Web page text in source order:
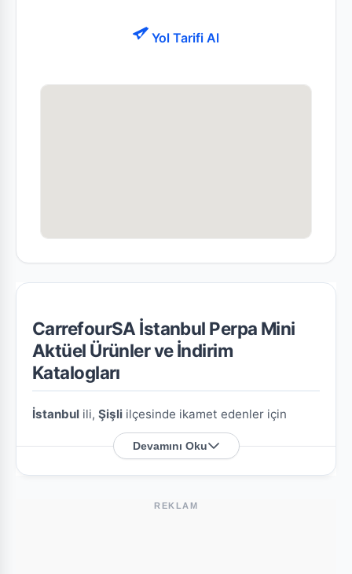
Yol Tarifi Al
CarrefourSA İstanbul Perpa Mini
Aktüel Ürünler ve İndirim
Katalogları
İstanbul ili, Şişli ilçesinde ikamet edenler için
CarrefourSA İstanbul Perpa Minişubesine özel en
güncel indirim broşürlerini ve aktüel ürün
fırsatlarını bu sayfada derledik.
CarrefourSA İstanbul Perpa Mini Nerede?
Devamını Oku
REKLAM